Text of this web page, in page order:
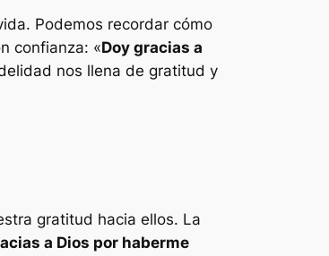
Podemos recordar cómo
confianza: «Doy gracias a
nos llena de gratitud y
gratitud hacia ellos. La
a Dios por haberme